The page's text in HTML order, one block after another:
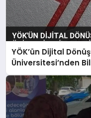
YÖK’ün Dijital
Üniversitesi’nden